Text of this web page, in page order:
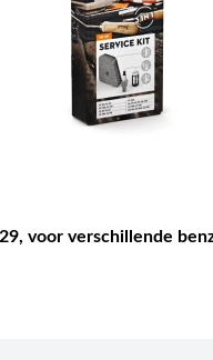
voor verschillende